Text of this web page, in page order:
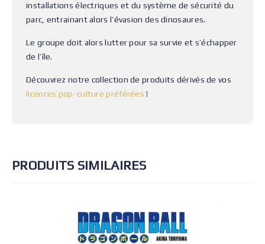
installations électriques et du système de sécurité du
parc, entrainant alors l’évasion des dinosaures.
Le groupe doit alors lutter pour sa survie et s’échapper
de l’île.
Découvrez notre collection de produits dérivés de vos
licences pop-culture préférées !
PRODUITS SIMILAIRES